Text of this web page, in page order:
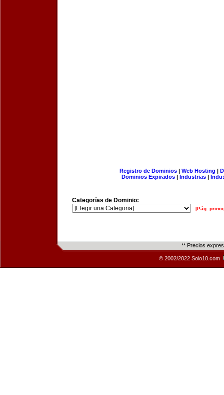
Registro de Dominios| Web Hosting |
Dominios Expirados | Industrias |
Categorías de Dominio:
[Pág.
** Precios
© 2002/2022 Solo10.com